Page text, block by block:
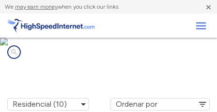
We may earn moneywhen you click our links. ×